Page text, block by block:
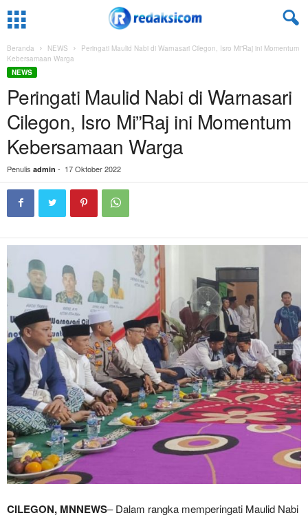
Beranda NEWS
Peringati Maulid Nabi di Warnasari Cilegon, Isro Mi”Raj ini Momentum
Kebersamaan Warga
NEWS
Peringati Maulid Nabi di Warnasari
Cilegon, Isro Mi”Raj ini Momentum
Kebersamaan Warga
Penulis admin - 17 Oktober 2022
CILEGON, MNNEWS– Dalam rangka memperingati Maulid Nabi